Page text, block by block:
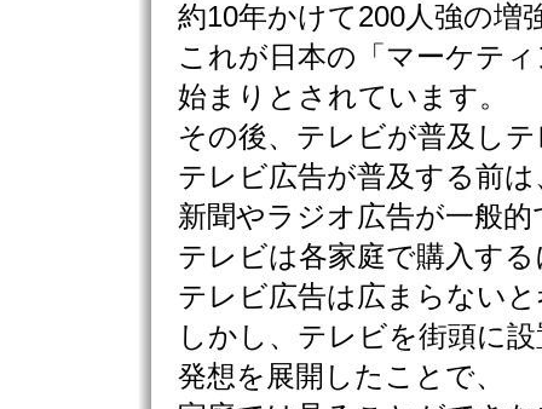
約10年かけて200人強の増
これが日本の「マーケテ
始まりとされています。
その後、テレビが普及し
テレビ広告が普及する前は
新聞やラジオ広告が一般的
テレビは各家庭で購入す
テレビ広告は広まらない
しかし、テレビを街頭に
発想を展開したことで、